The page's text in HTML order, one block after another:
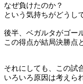
なぜ負けたのか？
という気持ちがどうし
後半、ベガルタがゴー
この得点が結局決勝点
それにしても、この試
いろいろ原因は考えら